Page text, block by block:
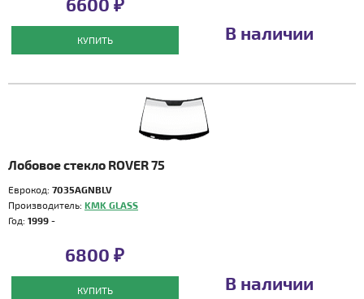
КУПИТЬ В наличии
Лобовое стекло ROVER 75
Еврокод: 7035AGNBLV
Производитель: KMK GLASS
Год: 1999 -
6800 ₽
КУПИТЬ В наличии